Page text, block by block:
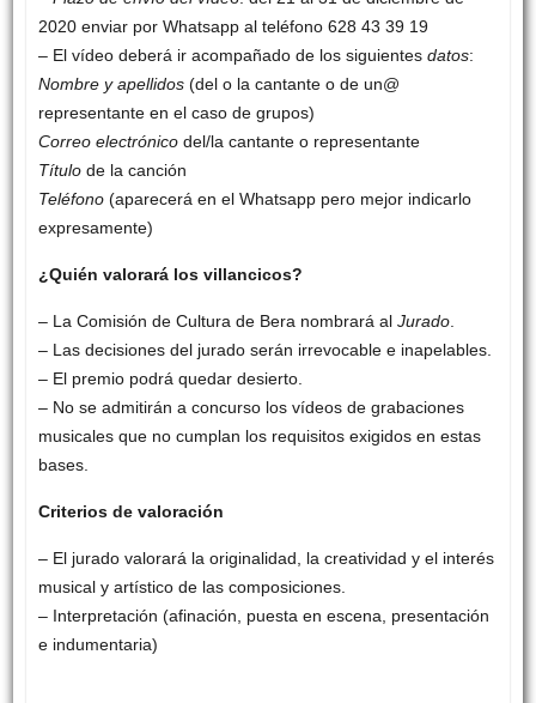
2020 enviar por Whatsapp al teléfono 628 43 39 19
– El vídeo deberá ir acompañado de los siguientes datos:
Nombre y apellidos(del o la cantante o de un@
representante en el caso de grupos)
Correo electrónicodel/la cantante o representante
Títulode la canción
Teléfono(aparecerá en el Whatsapp pero mejor indicarlo
expresamente)
¿Quién valorará los villancicos?
– La Comisión de Cultura de Bera nombrará al Jurado.
– Las decisiones del jurado serán irrevocable e inapelables.
– El premio podrá quedar desierto.
– No se admitirán a concurso los vídeos de grabaciones
musicales que no cumplan los requisitos exigidos en estas
bases.
Criterios de valoración
– El jurado valorará la originalidad, la creatividad y el interés
musical y artístico de las composiciones.
– Interpretación (afinación, puesta en escena, presentación
e indumentaria)